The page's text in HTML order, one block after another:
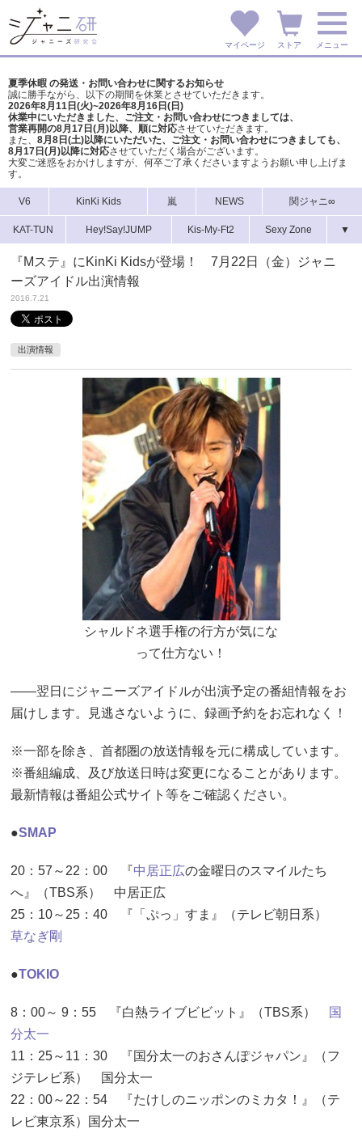
マイページ ストア メニュー
夏季休暇 の発送・お問い合わせに関するお知らせ
誠に勝手ながら、以下の期間を休業とさせていただきます。
2026年8月11日(火)~2026年8月16日(日)
休業中にいただきました、ご注文・お問い合わせにつきましては、
営業再開の8月17日(月)以降、順に対応させていただきます。
また、 8月8日(土)以降にいただいた、ご注文・ お問い合わせにつきましても、
8月17日(月)以降に対応させていただく場合がございます。
大変ご迷惑をおかけしますが、 何卒ご了承くださいますようお願い申し上げま
す。
V6 KinKi Kids 嵐 NEWS 関ジャニ∞
KAT-TUN Hey!Say!JUMP Kis-My-Ft2 Sexy Zone ▼
『Mステ』にKinKi Kidsが登場！ 7月22日（金）ジャニ
ーズアイドル出演情報
2016.7.21
出演情報
シャルドネ選手権の行方が気にな
って仕方ない！
――翌日にジャニーズアイドルが出演予定の番組情報をお
届けします。見逃さないように、録画予約をお忘れなく！
※一部を除き、首都圏の放送情報を元に構成しています。
※番組編成、及び放送日時は変更になることがあります。
最新情報は番組公式サイト等をご確認ください。
●SMAP
20：57～22：00 『中居正広の金曜日のスマイルたち
へ』（TBS系） 中居正広
25：10～25：40 『「ぷっ」すま』（テレビ朝日系）
草なぎ剛
●TOKIO
8：00～ 9：55 『白熱ライブビビット』（TBS系）
国
分太一
11：25～11：30 『国分太一のおさんぽジャパン』（フ
ジテレビ系） 国分太一
22：00～22：54 『たけしのニッポンのミカタ！』（テ
レビ東京系）国分太一